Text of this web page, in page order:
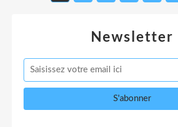
Newsletter